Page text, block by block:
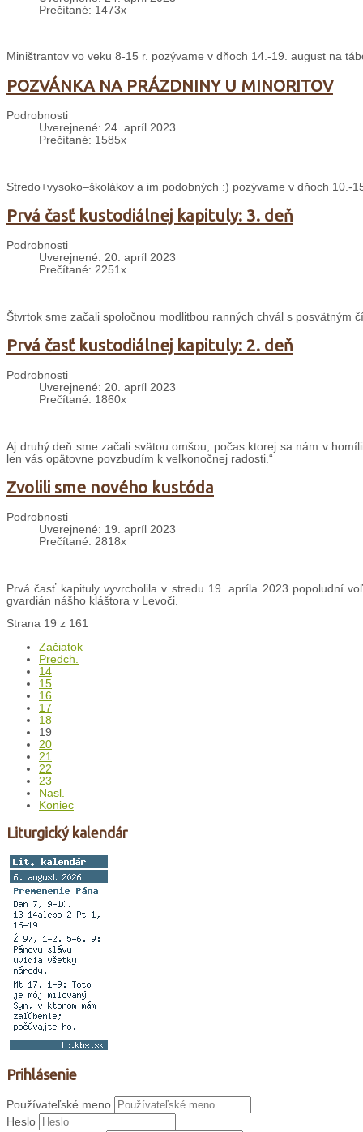
Prečítané: 1473x
Miništrantov vo veku 8-15 r. pozývame v dňoch 14.-19. august na
POZVÁNKA NA PRÁZDNINY U MINORITOV
Podrobnosti
Uverejnené: 24. apríl 2023
Prečítané: 1585x
Stredo+vysoko–školákov a im podobných :) pozývame v dňoch 10.-
Prvá časť kustodiálnej kapituly: 3. deň
Podrobnosti
Uverejnené: 20. apríl 2023
Prečítané: 2251x
Štvrtok sme začali spoločnou modlitbou ranných chvál s
Prvá časť kustodiálnej kapituly: 2. deň
Podrobnosti
Uverejnené: 20. apríl 2023
Prečítané: 1860x
Aj druhý deň sme začali svätou omšou, počas ktorej sa nám v
len vás opätovne povzbudím k veľkonočnej radosti.“
Zvolili sme nového kustóda
Podrobnosti
Uverejnené: 19. apríl 2023
Prečítané: 2818x
Prvá časť kapituly vyvrcholila v stredu 19. apríla 2023 popoludní
gvardián nášho kláštora v Levoči.
Strana 19 z 161
Začiatok
Predch.
14
15
16
17
18
19
20
21
22
23
Nasl.
Koniec
Liturgický kalendár
Prihlásenie
Používateľské meno
Heslo